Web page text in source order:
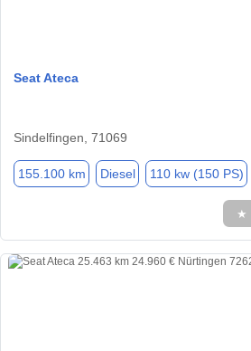
Seat Ateca
Sindelfingen, 71069
155.100 km Diesel 110 kw (150 PS)
★